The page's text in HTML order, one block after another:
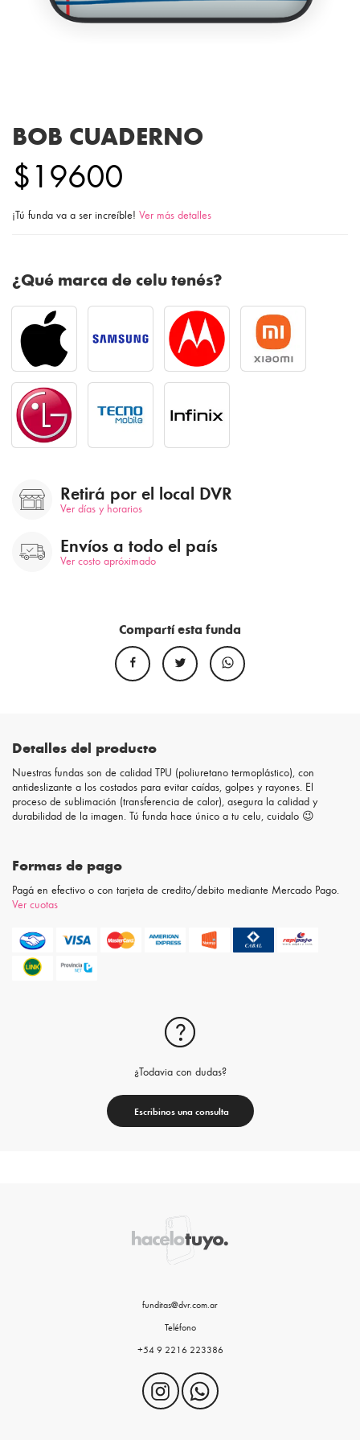
BOB CUADERNO
$19600
¡Tú funda va a ser increíble! Ver más detalles
¿Qué marca de celu tenés?
Retirá por el local DVR
Ver días y horarios
Envíos a todo el país
Ver costo apróximado
Compartí esta funda
Detalles del producto
Nuestras fundas son de calidad TPU (poliuretano termoplástico), con
antideslizante a los costados para evitar caídas, golpes y rayones. El
proceso de sublimación (transferencia de calor), asegura la calidad y
durabilidad de la imagen. Tú funda hace único a tu celu, cuidalo 😉
Formas de pago
Pagá en efectivo o con tarjeta de credito/debito mediante Mercado Pago.
Ver cuotas
¿Todavia con dudas?
Escribinos una consulta
funditas@dvr.com.ar
Teléfono
+54 9 2216 223386